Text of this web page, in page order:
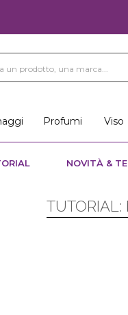
Profumi Viso
NOVITÀ &
TUTORIAL: